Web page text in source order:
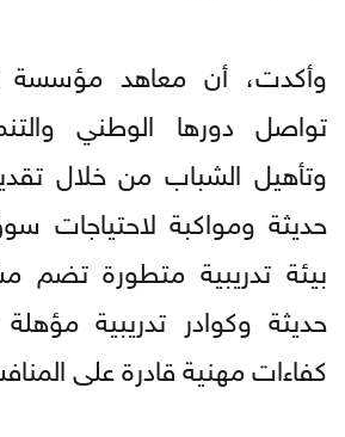
وأكدت، أن معاهد مؤسسة
تواصل دورها الوطني
وتأهيل الشباب من خلال
حديثة ومواكبة لاحتياجات
بيئة تدريبية متطورة تضم
حديثة وكوادر تدريبية
كفاءات مهنية قادرة على